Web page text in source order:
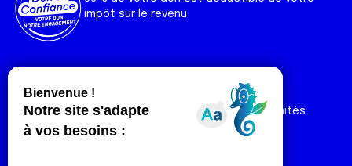
impôt sur le revenu
Liens utiles
Nos actualités
Nos publications
Contact
Espace Ligue & comités
Espace chercheur